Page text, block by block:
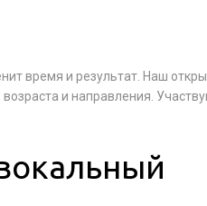
время и результат. Наш
и направления.